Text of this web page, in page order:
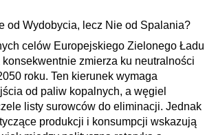
od Wydobycia, lecz Nie od Spalania?
celów Europejskiego Zielonego Ładu
zmierza ku neutralności
roku. Ten kierunek wymaga
od paliw kopalnych, a węgiel
listy surowców do eliminacji. Jednak
produkcji i konsumpcji wskazują